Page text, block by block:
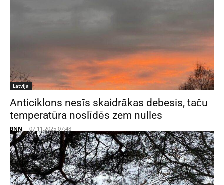
Latvija
Anticiklons nesīs skaidrākas debesis, taču
temperatūra noslīdēs zem nulles
BNN - 07.11.2025 07:48